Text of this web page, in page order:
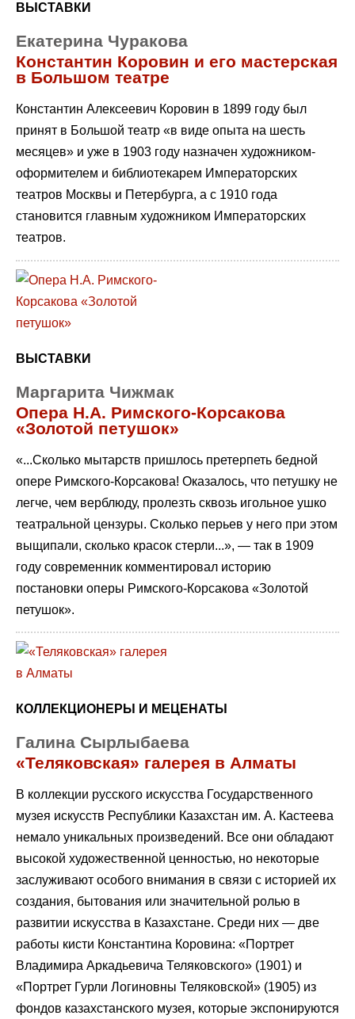
ВЫСТАВКИ
Екатерина Чуракова
Константин Коровин и его мастерская
в Большом театре
Константин Алексеевич Коровин в 1899 году был
принят в Большой театр «в виде опыта на шесть
месяцев» и уже в 1903 году назначен художником-
оформителем и библиотекарем Императорских
театров Москвы и Петербурга, а с 1910 года
становится главным художником Императорских
театров.
ВЫСТАВКИ
Маргарита Чижмак
Опера Н.А. Римского-Корсакова
«Золотой петушок»
«...Сколько мытарств пришлось претерпеть бедной
опере Римского-Корсакова! Оказалось, что петушку не
легче, чем верблюду, пролезть сквозь игольное ушко
театральной цензуры. Сколько перьев у него при этом
выщипали, сколько красок стерли...», — так в 1909
году современник комментировал историю
постановки оперы Римского-Корсакова «Золотой
петушок».
КОЛЛЕКЦИОНЕРЫ И МЕЦЕНАТЫ
Галина Сырлыбаева
«Теляковская» галерея в Алматы
В коллекции русского искусства Государственного
музея искусств Республики Казахстан им. А. Кастеева
немало уникальных произведений. Все они обладают
высокой художественной ценностью, но некоторые
заслуживают особого внимания в связи с историей их
создания, бытования или значительной ролью в
развитии искусства в Казахстане. Среди них — две
работы кисти Константина Коровина: «Портрет
Владимира Аркадьевича Теляковского» (1901) и
«Портрет Гурли Логиновны Теляковской» (1905) из
фондов казахстанского музея, которые экспонируются